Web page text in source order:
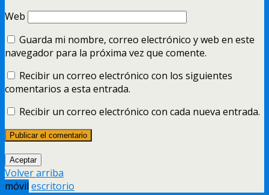
Web
Guarda mi nombre, correo electrónico y web en este
navegador para la próxima vez que comente.
Recibir un correo electrónico con los siguientes
comentarios a esta entrada.
Recibir un correo electrónico con cada nueva entrada.
Aceptar
Volver arriba
móvil escritorio